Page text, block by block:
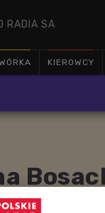
RADIA SA
KIEROWCY